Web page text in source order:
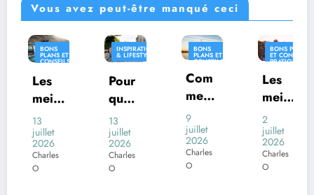
Vous avez peut-être manqué ceci
INSPIRATION
& LIFESTYLE
Pour
quoi
nes
com
juillet
2026
Charles
BONS
PLANS ET
CONSEILS
Com
ger
en
juillet
2026
Charles
BONS PLANS
ET CONSEILS
PRATIQUES
INSPIRATION
& LIFESTYLE
Les
meill
desti
natio
juillet
2026
Charles
&
Où
vivre
Franc
e
juin
2026
Charles